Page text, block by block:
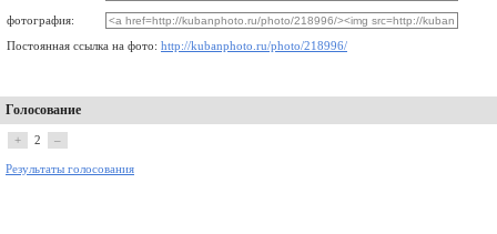
фотография:
Постоянная ссылка на фото: http://kubanphoto.ru/photo/218996/
Голосование
+ 2 –
Результаты голосования